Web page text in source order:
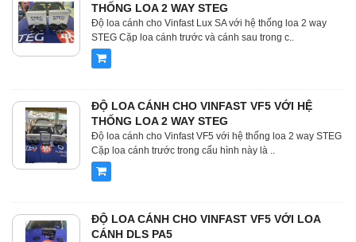
THỐNG LOA 2 WAY STEG
Độ loa cánh cho Vinfast Lux SA với hệ thống loa 2 way
STEG Cặp loa cánh trước và cánh sau trong c..
ĐỘ LOA CÁNH CHO VINFAST VF5 VỚI HỆ
THỐNG LOA 2 WAY STEG
Độ loa cánh cho Vinfast VF5 với hệ thống loa 2 way STEG
Cặp loa cánh trước trong cấu hình này là ..
ĐỘ LOA CÁNH CHO VINFAST VF5 VỚI LOA
CÁNH DLS PA5